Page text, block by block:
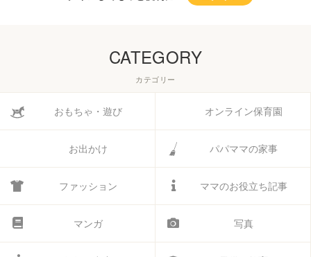
CATEGORY
カテゴリー
おもちゃ・遊び オンライン保育園
お出かけ パパママの家事
ファッション ママのお役立ち記事
マンガ 写真